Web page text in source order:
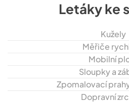
Letáky ke
Kužely
Měřiče
Mobilní
Sloupky a
Zpomalovací
Dopravní